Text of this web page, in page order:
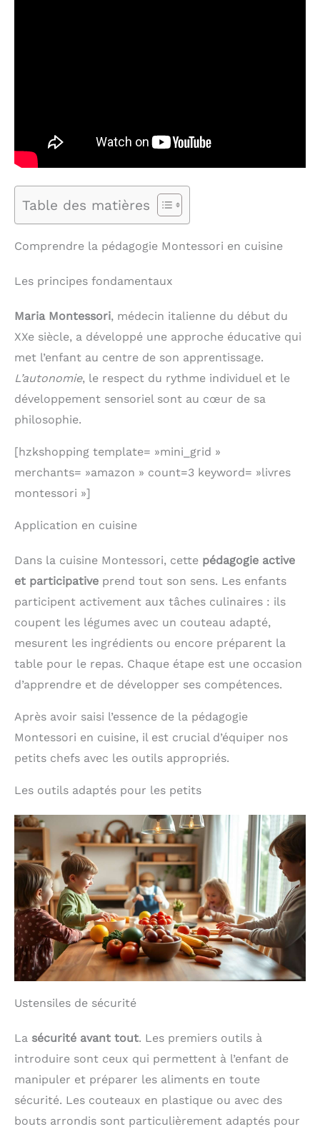
Table des matières
Comprendre la pédagogie Montessori en cuisine
Les principes fondamentaux
Maria Montessori, médecin italienne du début du
XXe siècle, a développé une approche éducative qui
met l’enfant au centre de son apprentissage.
L’autonomie, le respect du rythme individuel et le
développement sensoriel sont au cœur de sa
philosophie.
[hzkshopping template= »mini_grid »
merchants= »amazon » count=3 keyword= »livres
montessori »]
Application en cuisine
Dans la cuisine Montessori, cette pédagogie active
et participative prend tout son sens. Les enfants
participent activement aux tâches culinaires : ils
coupent les légumes avec un couteau adapté,
mesurent les ingrédients ou encore préparent la
table pour le repas. Chaque étape est une occasion
d’apprendre et de développer ses compétences.
Après avoir saisi l’essence de la pédagogie
Montessori en cuisine, il est crucial d’équiper nos
petits chefs avec les outils appropriés.
Les outils adaptés pour les petits
Ustensiles de sécurité
La sécurité avant tout. Les premiers outils à
introduire sont ceux qui permettent à l’enfant de
manipuler et préparer les aliments en toute
sécurité. Les couteaux en plastique ou avec des
bouts arrondis sont particulièrement adaptés pour